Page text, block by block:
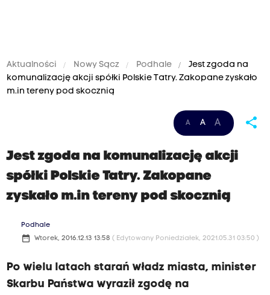
Aktualności Nowy Sącz Podhale
Jest zgoda na
komunalizację akcji spółki Polskie Tatry. Zakopane zyskało
m.in tereny pod skocznią
A A A share
Jest zgoda na komunalizację akcji
spółki Polskie Tatry. Zakopane
zyskało m.in tereny pod skocznią
Podhale
date_range Wtorek, 2016.12.13 13:58 ( Edytowany Poniedziałek, 2021.05.31 03:50 )
Po wielu latach starań władz miasta, minister
Skarbu Państwa wyraził zgodę na